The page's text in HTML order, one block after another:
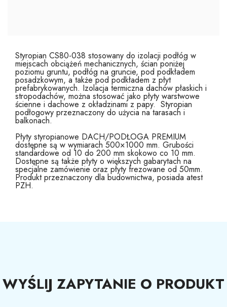
Styropian CS80-038 stosowany do izolacji podłóg w
miejscach obciążeń mechanicznych, ścian poniżej
poziomu gruntu, podłóg na gruncie, pod podkładem
posadzkowym, a także pod podkładem z płyt
prefabrykowanych. Izolacja termiczna dachów płaskich i
stropodachów, można stosować jako płyty warstwowe
ścienne i dachowe z okładzinami z papy. Styropian
podłogowy przeznaczony do użycia na tarasach i
balkonach.
Płyty styropianowe DACH/PODŁOGA PREMIUM
dostępne są w wymiarach 500×1000 mm. Grubości
standardowe od 10 do 200 mm skokowo co 10 mm.
Dostępne są także płyty o większych gabarytach na
specjalne zamówienie oraz płyty frezowane od 50mm.
Produkt przeznaczony dla budownictwa, posiada atest
PZH.
WYŚLIJ ZAPYTANIE O PRODUKT